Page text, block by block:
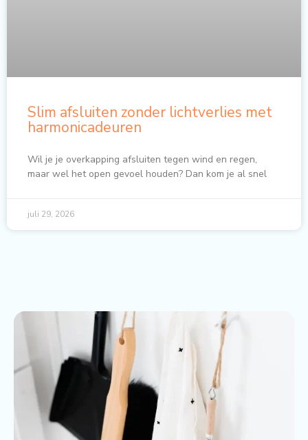
Slim afsluiten zonder lichtverlies met
harmonicadeuren
Wil je je overkapping afsluiten tegen wind en regen,
maar wel het open gevoel houden? Dan kom je al snel
juli 29, 2026